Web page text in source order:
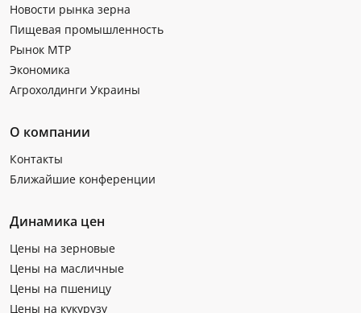
Новости рынка зерна
Пищевая промышленность
Рынок МТР
Экономика
Агрохолдинги Украины
О компании
Контакты
Ближайшие конференции
Динамика цен
Цены на зерновые
Цены на масличные
Цены на пшеницу
Цены на кукурузу